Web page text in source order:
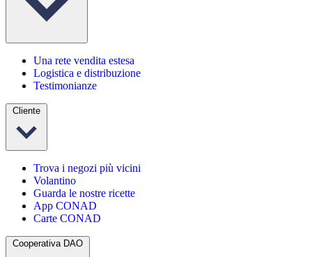
Una rete vendita estesa
Logistica e distribuzione
Testimonianze
Cliente
Trova i negozi più vicini
Volantino
Guarda le nostre ricette
App CONAD
Carte CONAD
Cooperativa DAO